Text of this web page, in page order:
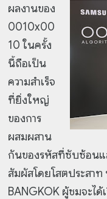
ผลงานของ
0010x00
10 ในครั้ง
นี้ถือเป็น
ความสำเร็จ
ที่ยิ่งใหญ่
ของการ
ผสมผสาน
กันของรหัสที่ซับซ้อนแ
สัมผัสโดยโสตประสา
BANGKOK ผู้ชมจะไ